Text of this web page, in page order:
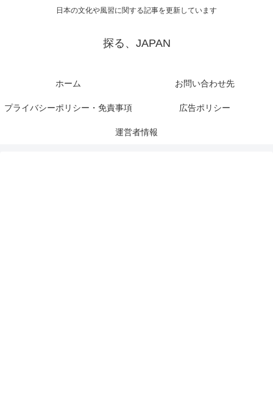
日本の文化や風習に関する記事を更新しています
探る、JAPAN
ホーム お問い合わせ先
プライバシーポリシー・免責事項 広告ポリシー
運営者情報